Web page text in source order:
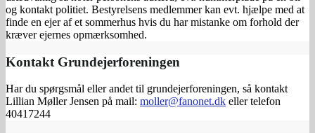
og kontakt politiet. Bestyrelsens medlemmer kan evt. hjælpe med at
finde en ejer af et sommerhus hvis du har mistanke om forhold der
kræver ejernes opmærksomhed.
Kontakt Grundejerforeningen
Har du spørgsmål eller andet til grundejerforeningen, så kontakt
Lillian Møller Jensen på mail: moller@fanonet.dk eller telefon
40417244